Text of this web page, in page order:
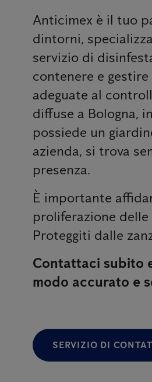
Anticimex è il tuo
dintorni,
servizio di
contenere e
adeguate al
diffuse a Bologna,
possiede un
azienda, si trova
presenza.
È importante
proliferazione
Proteggiti dalle
Contattaci subito
modo accurato e
SERVIZIO DI